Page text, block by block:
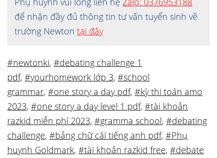
để nhận đầy đủ thông tin tư vấn tuyển sinh về
trường Newton tại đây
#newtonki, #debating challenge 1
pdf, #yourhomework lớp 3, #school
grammar, #one story a day pdf, #kỳ thi toán amo
2023, #one story a day level 1 pdf, #tài khoản
razkid miễn phí 2023, #gramma school, #debating
challenge, #bảng chữ cái tiếng anh pdf, #Phụ
huynh Goldmark, #tài khoản razkid free, #debate